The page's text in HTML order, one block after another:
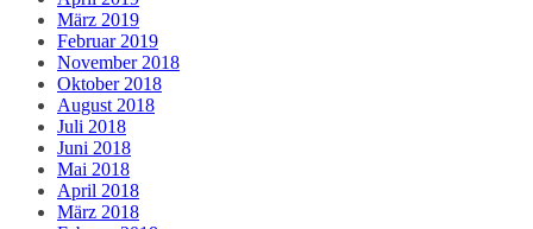
März 2019
Februar 2019
November 2018
Oktober 2018
August 2018
Juli 2018
Juni 2018
Mai 2018
April 2018
März 2018